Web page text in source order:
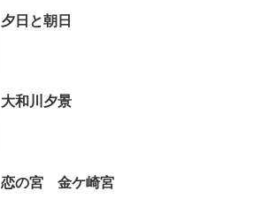
夕日と朝日
大和川夕景
恋の宮 金ケ崎宮